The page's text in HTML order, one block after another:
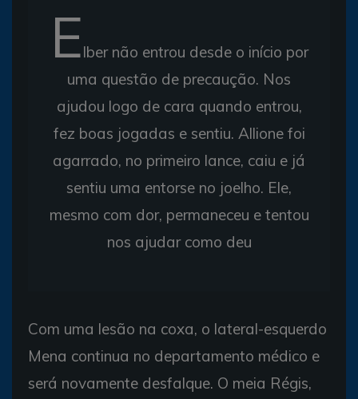
Elber não entrou desde o início por
uma questão de precaução. Nos
ajudou logo de cara quando entrou,
fez boas jogadas e sentiu. Allione foi
agarrado, no primeiro lance, caiu e já
sentiu uma entorse no joelho. Ele,
mesmo com dor, permaneceu e tentou
nos ajudar como deu
Com uma lesão na coxa, o lateral-esquerdo
Mena continua no departamento médico e
será novamente desfalque. O meia Régis,